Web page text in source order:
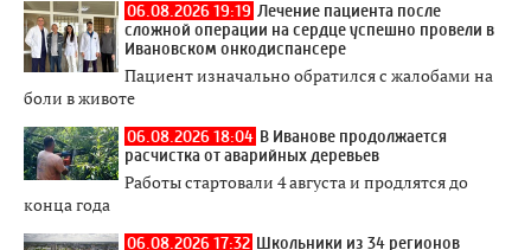
06.08.2026 19:19 Лечение пациента после
сложной операции на сердце успешно провели в
Ивановском онкодиспансере
Пациент изначально обратился с жалобами на
боли в животе
06.08.2026 18:04 В Иванове продолжается
расчистка от аварийных деревьев
Работы стартовали 4 августа и продлятся до
конца года
06.08.2026 17:32 Школьники из 34 регионов